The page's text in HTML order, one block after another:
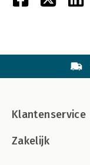
Klantenservice
Zakelijk